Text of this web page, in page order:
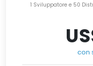
1 Sviluppatore e 50
con